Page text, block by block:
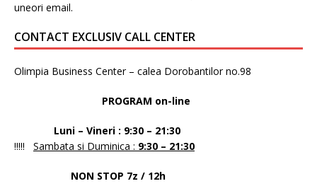
uneori email.
CONTACT EXCLUSIV CALL CENTER
Olimpia Business Center – calea Dorobantilor no.98
PROGRAM on-line
Luni – Vineri : 9:30 – 21:30
!!!!! Sambata si Duminica : 9:30 – 21:30
NON STOP 7z / 12h